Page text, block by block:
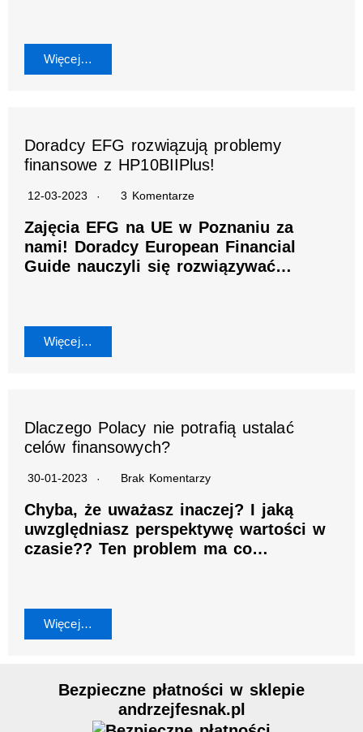
Więcej…
Doradcy EFG rozwiązują problemy
finansowe z HP10BIIPlus!
12-03-2023 3 Komentarze
Zajęcia EFG na UE w Poznaniu za
nami! Doradcy European Financial
Guide nauczyli się rozwiązywać…
Więcej…
Dlaczego Polacy nie potrafią ustalać
celów finansowych?
30-01-2023 Brak Komentarzy
Chyba, że uważasz inaczej? I jaką
uwzględniasz perspektywę wartości w
czasie?? Ten problem ma co…
Więcej…
Bezpieczne płatności w sklepie
andrzejfesnak.pl